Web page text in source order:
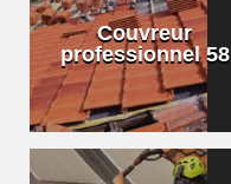
Couvreur
professionnel 58